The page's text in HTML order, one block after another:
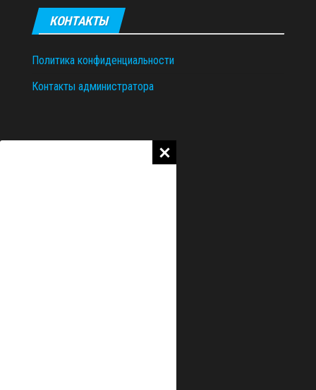
КОНТАКТЫ
Политика конфиденциальности
Контакты администратора